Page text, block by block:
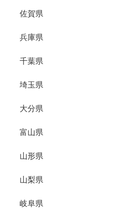
佐賀県
兵庫県
千葉県
埼玉県
大分県
富山県
山形県
山梨県
岐阜県